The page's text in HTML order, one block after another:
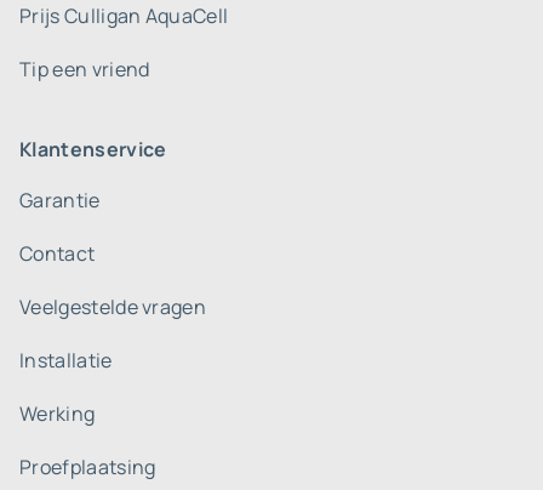
Prijs Culligan AquaCell
Tip een vriend
Klantenservice
Garantie
Contact
Veelgestelde vragen
Installatie
Werking
Proefplaatsing